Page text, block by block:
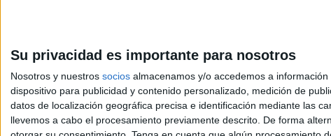
Su privacidad es importante para nosotros
Nosotros y nuestros socios almacenamos y/o accedemos a
dispositivo para publicidad y contenido personalizado, medición de
datos de localización geográfica precisa e identificación mediante las
llevemos a cabo el procesamiento previamente descrito. De forma